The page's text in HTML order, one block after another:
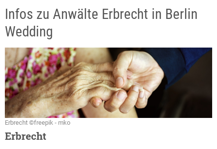
Infos zu Anwälte Erbrecht in Berlin
Wedding
Erbrecht ©freepik - mko
Erbrecht